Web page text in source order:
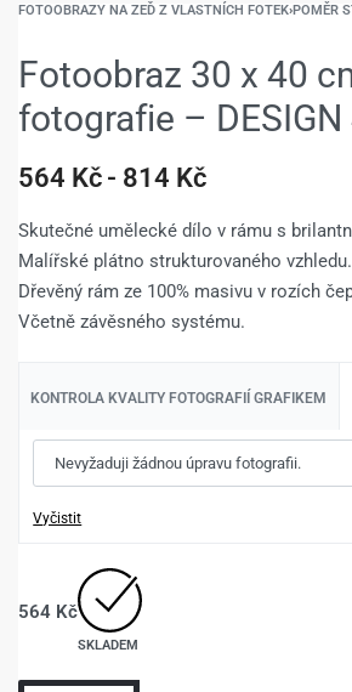
FOTOOBRAZY NA ZEĎ Z VLASTNÍCH FOTEK›POMĚR
Fotoobraz 30 x 40
fotografie –
564 Kč 814 Kč
Skutečné umělecké dílo v rámu s
Malířské plátno strukturovaného vzhledu.
Dřevěný rám ze 100% masivu v rozích
Včetně závěsného systému.
KONTROLA KVALITY FOTOGRAFIÍ GRAFIKEM
Vyčistit
564 Kč
SKLADEM